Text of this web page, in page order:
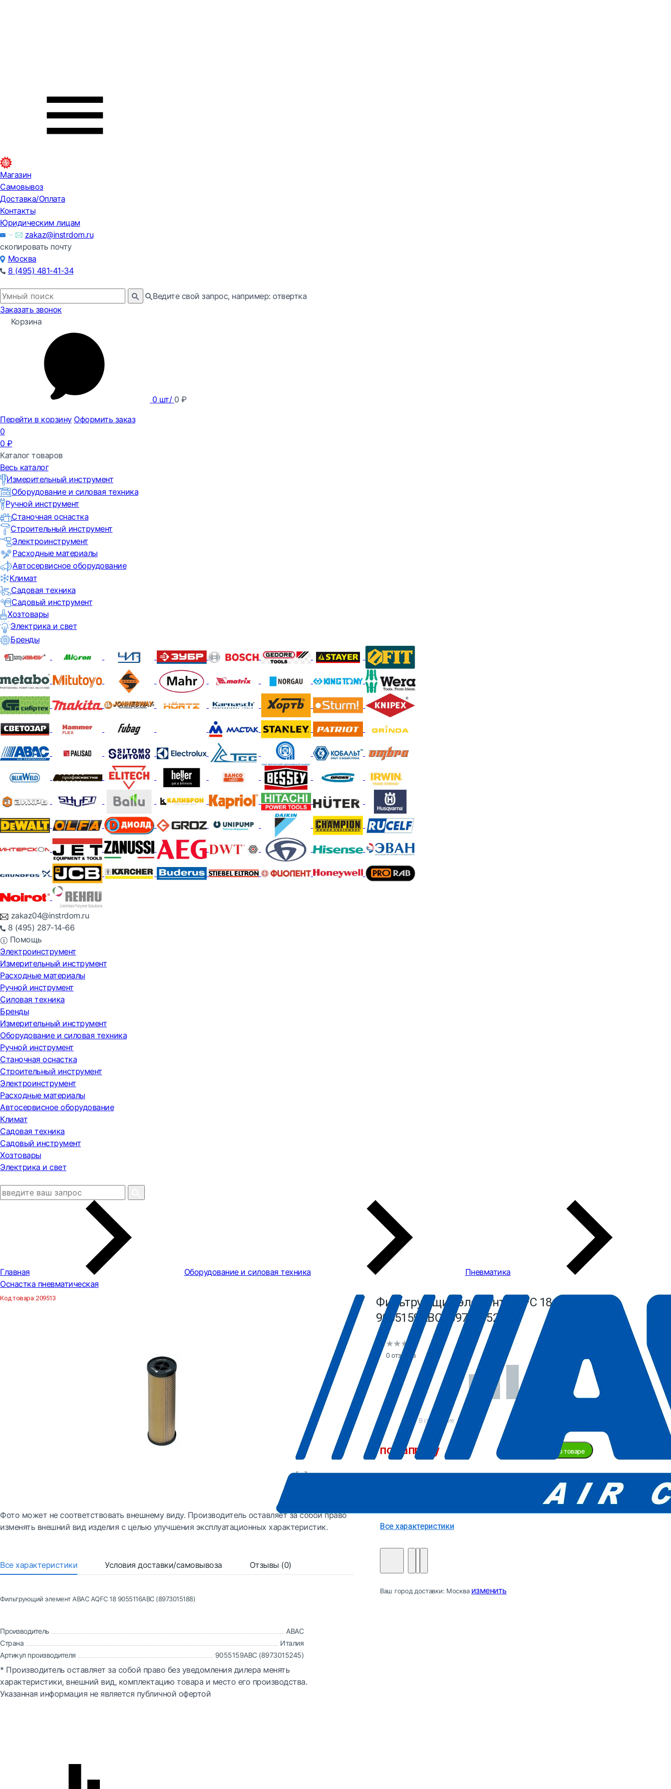
Магазин
Самовывоз
Доставка/Оплата
Контакты
Юридическим лицам
zakaz@instrdom.ru
скопировать почту
Москва
8 (495) 481-41-34
Ведите свой запрос, например: отвертка
Заказать звонок
Корзина
0 шт/ 0 ₽
Перейти в корзину Оформить заказ
0
0 ₽
Каталог товаров
Весь каталог
Измерительный инструмент
Оборудование и силовая техника
Ручной инструмент
Станочная оснастка
Строительный инструмент
Электроинструмент
Расходные материалы
Автосервисное оборудование
Климат
Садовая техника
Садовый инструмент
Хозтовары
Электрика и свет
Бренды
zakaz04@instrdom.ru
8 (495) 287-14-66
Помощь
Электроинструмент
Измерительный инструмент
Расходные материалы
Ручной инструмент
Силовая техника
Бренды
Измерительный инструмент
Оборудование и силовая техника
Ручной инструмент
Станочная оснастка
Строительный инструмент
Электроинструмент
Расходные материалы
Автосервисное оборудование
Климат
Садовая техника
Садовый инструмент
Хозтовары
Электрика и свет
Главная Оборудование и силовая техника
Пневматика
Оснастка пневматическая
Код товара:209513
Фото может не соответствовать внешнему виду. Производитель оставляет за собой право
изменять внешний вид изделия с целью улучшения эксплуатационных характеристик.
Все характеристики Условия доставки/самовывоза Отзывы (0)
Фильтрующий элемент ABAC AQFC 18 9055116ABC (8973015188)
Производитель
ABAC
Страна
Италия
Артикул производителя
9055159ABC (8973015245)
* Производитель оставляет за собой право без уведомления дилера менять
характеристики, внешний вид, комплектацию товара и место его производства.
Указанная информация не является публичной офертой
Фильтрующий элемент AHFC 18 ABAC
9055159ABC (8973015245)
0 отзывов
В сравнение
по запросу Задать вопрос о товаре
ABAC
Италия
Все характеристики
Ваш город доставки: Москва изменить